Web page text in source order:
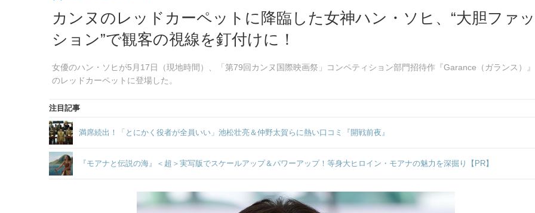
カンヌのレッドカーペットに降臨した女神ハン・ソヒ、“大胆ファッ
ション”で観客の視線を釘付けに！
女優のハン・ソヒが5月17日（現地時間）、「第79回カンヌ国際映画祭」コンペティション部門招待作『Garance（ガランス）』
のレッドカーペットに登場した。
注目記事
満席続出！「とにかく役者が全員いい」池松壮亮＆仲野太賀らに熱い口コミ『開戦前夜』
『モアナと伝説の海』＜超＞実写版でスケールアップ＆パワーアップ！等身大ヒロイン・モアナの魅力を深掘り【PR】